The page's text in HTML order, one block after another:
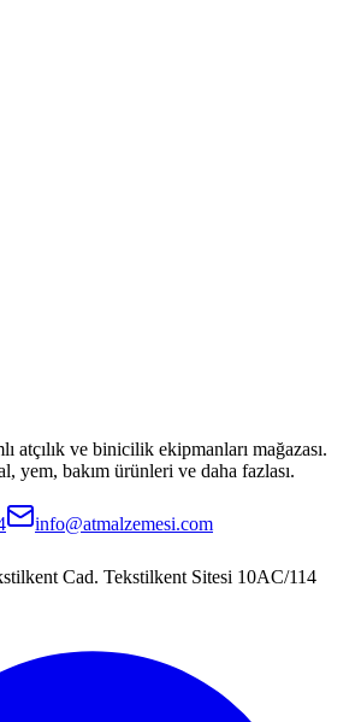
atçılık ve binicilik ekipmanları mağazası.
yem, bakım ürünleri ve daha fazlası.
info@atmalzemesi.com
Cad. Tekstilkent Sitesi 10AC/114